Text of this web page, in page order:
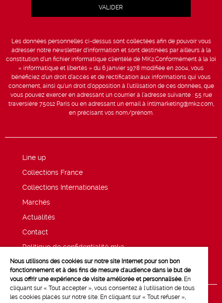
Les données personnelles ci-dessus sont collectées afin de pouvoir vous
adresser notre newsletter d’information et sont destinées par ailleurs à la
constitution d’un fichier informatique clientèle de MK2.Conformément à la loi
« informatique et libertés » du 6 janvier 1978 modifiée en 2004, vous
bénéficiez d’un droit d’accès et de rectification aux informations qui vous
concernent, ainsi qu’un droit d’opposition à l’utilisation de ces données, que
vous pouvez exercer en adressant un courrier à l’adresse suivante : 55 rue
traversière 75012 Paris ou en adressant un email à intlmarketing@mk2.com,
en précisant vos nom/prénom.
Line up
Collections France
Collections Internationales
Marchés
Actualités
Contact
Politique de confidentialité mk2
Mentions légales
Nous utilisons des cookies sur notre site Internet pour son bon
fonctionnement et à des fins de mesure d'audience dans le but de
vous offrir une expérience de visite améliorée et personnalisée. En
cliquant sur « Tout accepter », vous consentez à l'utilisation de tous
les cookies placés sur notre site. En cliquant sur « Tout refuser »,